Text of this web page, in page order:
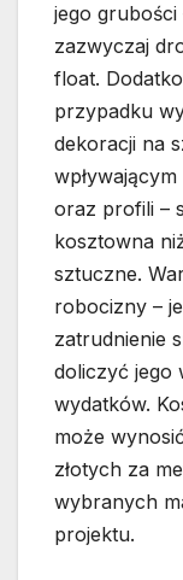
jego grubości
zazwyczaj
float.
przypadku
dekoracji na
oraz profili –
kosztowna
sztuczne.
robocizny –
zatrudnienie
doliczyć jego
wydatków.
może
złotych za
wybranych
projektu.